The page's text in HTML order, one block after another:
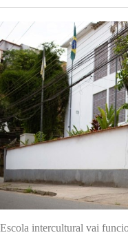
Escola intercultural vai